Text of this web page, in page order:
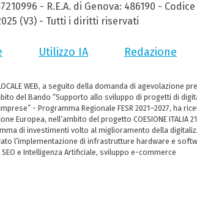
- R.E.A. di Genova: 486190 - Codice
(V3) - Tutti i diritti riservati
Utilizzo IA Redazione
WEB, a seguito della domanda di agevolazione
del Bando “Supporto allo sviluppo di progetti di
- Programma Regionale FESR 2021–2027, ha
Europea, nell’ambito del progetto COESIONE ITALIA
di investimenti volto al miglioramento della
l’implementazione di infrastrutture hardware e
e Intelligenza Artificiale, sviluppo e-commerce